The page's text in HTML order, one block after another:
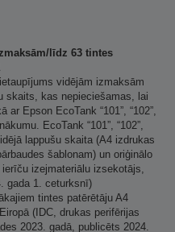
līdz 63 tintes
vidējām izmaksām
skaits, kas nepieciešamas, lai
Epson EcoTank “101”, “102”,
EcoTank “101”, “102”,
lappušu skaita (A4 izdrukas
šablonam) un oriģinālo
izejmateriālu izsekotājs,
gada 1. ceturksnī)
tintes patērētāju A4
(IDC, drukas perifērijas
2023. gadā, publicēts 2024.